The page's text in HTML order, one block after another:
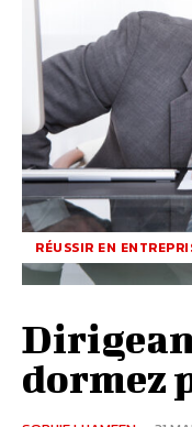
RÉUSSIR EN
dormez